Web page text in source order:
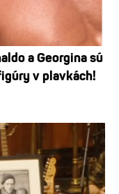
a Georgina sú
v plavkách!